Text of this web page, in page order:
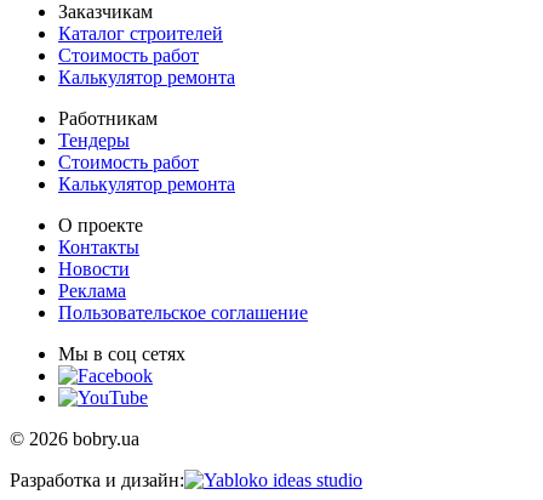
Заказчикам
Каталог строителей
Стоимость работ
Калькулятор ремонта
Работникам
Тендеры
Стоимость работ
Калькулятор ремонта
О проекте
Контакты
Новости
Реклама
Пользовательское соглашение
Мы в соц сетях
© 2026 bobry.ua
Разработка и дизайн: